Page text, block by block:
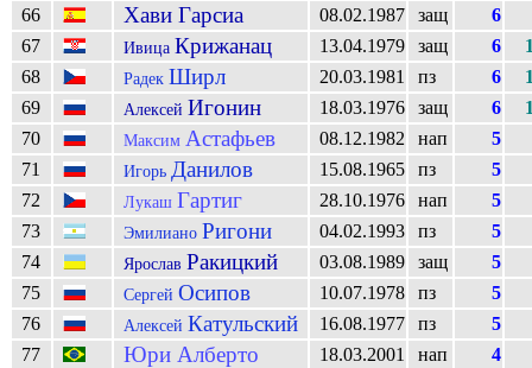
66
Хави Гарсиа 08.02.1987 защ
6
67
Ивица Крижанац 13.04.1979 защ 6
68
Радек Ширл 20.03.1981 пз 6
69
Алексей Игонин 18.03.1976 защ 6
70
Максим Астафьев 08.12.1982 нап
5
71
Игорь Данилов 15.08.1965 пз
5
72
Лукаш Гартиг 28.10.1976 нап
5
73
Эмилиано Ригони 04.02.1993 пз
5
74
Ярослав Ракицкий 03.08.1989 защ
5
75
Сергей Осипов 10.07.1978 пз
5
76
Алексей Катульский 16.08.1977 пз
5
77
Юри Алберто 18.03.2001 нап
4